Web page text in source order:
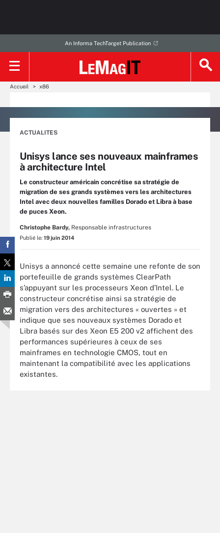
An Informa TechTarget Publication
Accueil x86
ACTUALITES
Unisys lance ses nouveaux mainframes
à architecture Intel
Le constructeur américain concrétise sa stratégie de
migration de ses grands systèmes vers les architectures
Intel avec deux nouvelles familles Dorado et Libra à base
de puces Xeon.
Christophe Bardy, Responsable infrastructures
Publié le: 19 juin 2014
Unisys a annoncé cette semaine une refonte de son
portefeuille de grands systèmes ClearPath
s’appuyant sur les processeurs Xeon d’Intel. Le
constructeur concrétise ainsi sa stratégie de
migration vers des architectures « ouvertes » et
indique que ses nouveaux systèmes Dorado et
Libra basés sur des Xeon E5 200 v2 affichent des
performances supérieures à ceux de ses
mainframes en technologie CMOS, tout en
maintenant la compatibilité avec les applications
existantes.